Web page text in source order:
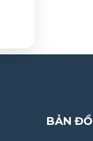
BẢN ĐỒ